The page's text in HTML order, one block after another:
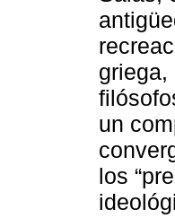
griega,
un
los